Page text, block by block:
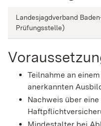
Landesjagdverband
Prüfungsstelle)
Teilnahme an
anerkannten
Nachweis über
Mindestalter bei